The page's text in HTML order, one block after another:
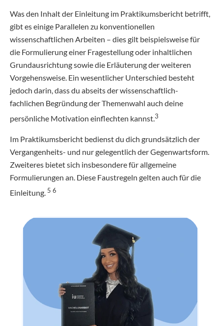
Was den Inhalt der Einleitung im Praktikumsbericht betrifft,
gibt es einige Parallelen zu konventionellen
wissenschaftlichen Arbeiten – dies gilt beispielsweise für
die Formulierung einer Fragestellung oder inhaltlichen
Grundausrichtung sowie die Erläuterung der weiteren
Vorgehensweise. Ein wesentlicher Unterschied besteht
jedoch darin, dass du abseits der wissenschaftlich-
fachlichen Begründung der Themenwahl auch deine
persönliche Motivation einflechten kannst.3
Im Praktikumsbericht bedienst du dich grundsätzlich der
Vergangenheits- und nur gelegentlich der Gegenwartsform.
Zweiteres bietet sich insbesondere für allgemeine
Formulierungen an. Diese Faustregeln gelten auch für die
Einleitung. 5 6